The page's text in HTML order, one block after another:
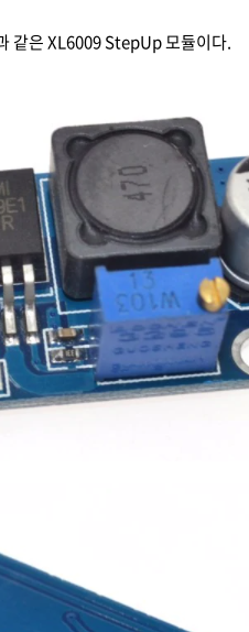
같은 XL6009 StepUp 모듈이다.